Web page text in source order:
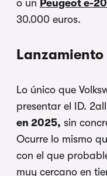
o un Peugeot e-
30.000 euros.
Lanzamiento
Lo único que
presentar el ID.
en 2025, sin
Ocurre lo mismo
con el que
muy cercano en